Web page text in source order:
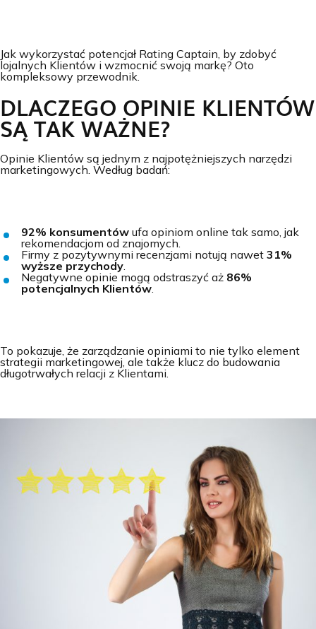
Jak wykorzystać potencjał Rating Captain, by zdobyć
lojalnych Klientów i wzmocnić swoją markę? Oto
kompleksowy przewodnik.
DLACZEGO OPINIE KLIENTÓW
SĄ TAK WAŻNE?
Opinie Klientów są jednym z najpotężniejszych narzędzi
marketingowych. Według badań:
92% konsumentów ufa opiniom online tak samo, jak
rekomendacjom od znajomych.
Firmy z pozytywnymi recenzjami notują nawet 31%
wyższe przychody.
Negatywne opinie mogą odstraszyć aż 86%
potencjalnych Klientów.
To pokazuje, że zarządzanie opiniami to nie tylko element
strategii marketingowej, ale także klucz do budowania
długotrwałych relacji z Klientami.